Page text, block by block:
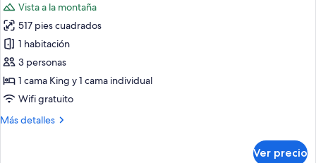
las
fotos
de
Bungalow,
sobre
el
Vista a la montaña
517 pies cuadrados
1 habitación
3 personas
1 cama King y 1 cama individual
Wifi gratuito
Más detalles
Más
Ver precio